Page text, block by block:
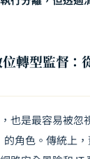
轉型監督：
也是最容易被忽
角色。傳統上，